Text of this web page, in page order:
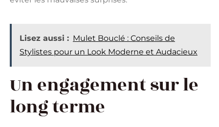
Lisez aussi : Mulet Bouclé : Conseils de
Stylistes pour un Look Moderne et Audacieux
Un engagement sur le
long terme